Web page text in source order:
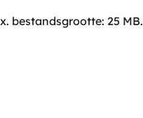
bestandsgrootte: 25 MB.